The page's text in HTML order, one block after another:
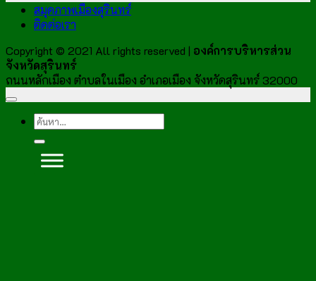
สมุดภาพเมืองสุรินทร์
ติดต่อเรา
Copyright © 2021 All rights reserved | องค์การบริหารส่วน
จังหวัดสุรินทร์
ถนนหลักเมือง ตำบลในเมือง อำเภอเมือง จังหวัดสุรินทร์ 32000